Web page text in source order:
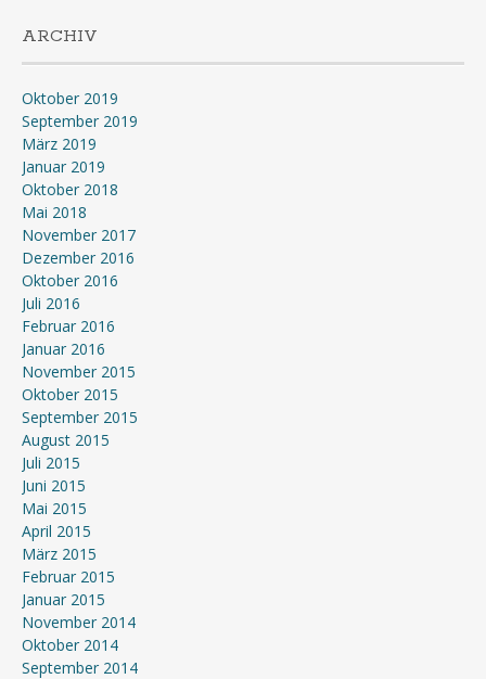
ARCHIV
Oktober 2019
September 2019
März 2019
Januar 2019
Oktober 2018
Mai 2018
November 2017
Dezember 2016
Oktober 2016
Juli 2016
Februar 2016
Januar 2016
November 2015
Oktober 2015
September 2015
August 2015
Juli 2015
Juni 2015
Mai 2015
April 2015
März 2015
Februar 2015
Januar 2015
November 2014
Oktober 2014
September 2014